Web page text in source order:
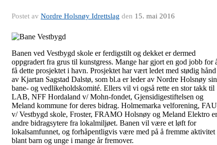
Postet av Nordre Holsnøy Idrettslag den 15. mai 2016
Banen ved Vestbygd skole er ferdigstilt og dekket er dermed
oppgradert fra grus til kunstgress. Mange har gjort en god jobb for
få dette prosjektet i havn. Prosjektet har vært ledet med stødig hånd
av Kjartan Sagstad Dalstø, som bl.a er leder av Nordre Holsnøy sin
bane- og vedlikeholdskomité. Ellers vil vi også rette en stor takk til
LAB, NFF Hordaland v/ Mohn-fondet, Gjensidigestiftelsen og
Meland kommune for deres bidrag. Holmemarka velforening, FAU
v/ Vestbygd skole, Froster, FRAMO Holsnøy og Meland Elektro er
andre bidragsytere fra lokalmiljøet. Banen vil være et løft for
lokalsamfunnet, og forhåpentligvis være med på å fremme aktivitet
blant barn og unge i mange år fremover.